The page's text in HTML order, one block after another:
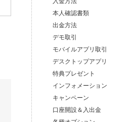
本人確認書類
出金方法
デモ取引
モバイルアプリ取引
デスクトップアプリ
特典プレゼント
インフォメーション
キャンペーン
口座開設＆入出金